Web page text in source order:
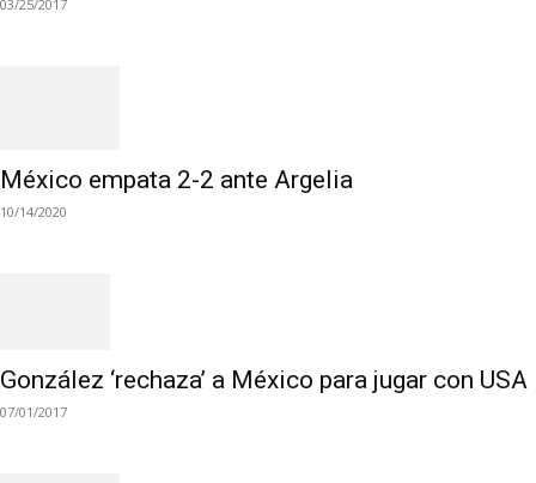
03/25/2017
México empata 2-2 ante Argelia
10/14/2020
González ‘rechaza’ a México para jugar con USA
07/01/2017